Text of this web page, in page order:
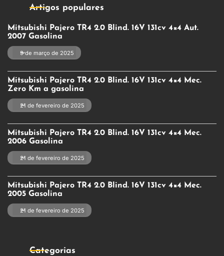
Artigos populares
Mitsubishi Pajero TR4 2.0 Blind. 16V 131cv 4×4 Aut.
2007 Gasolina
9 de março de 2025
Mitsubishi Pajero TR4 2.0 Blind. 16V 131cv 4×4 Mec.
Zero Km a gasolina
21 de fevereiro de 2025
Mitsubishi Pajero TR4 2.0 Blind. 16V 131cv 4×4 Mec.
2006 Gasolina
21 de fevereiro de 2025
Mitsubishi Pajero TR4 2.0 Blind. 16V 131cv 4×4 Mec.
2005 Gasolina
21 de fevereiro de 2025
Categorias